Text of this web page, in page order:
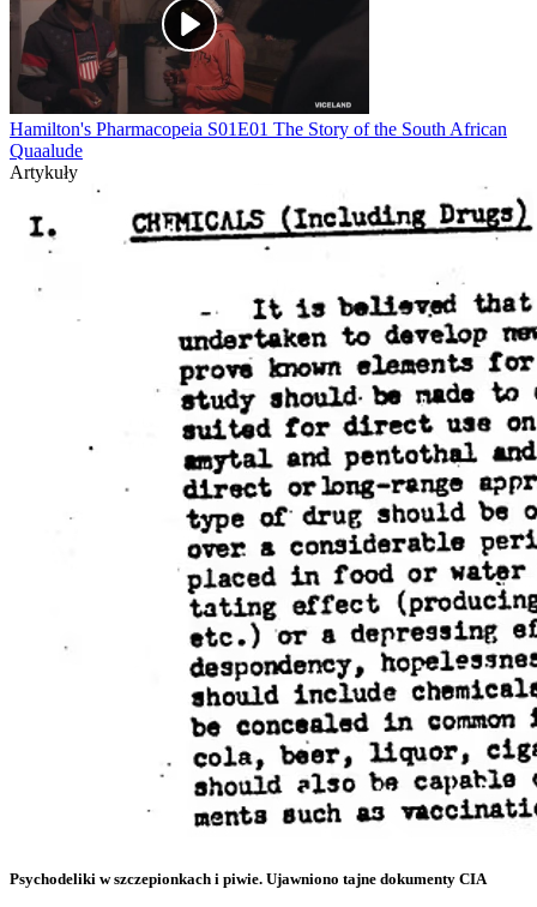
Hamilton's Pharmacopeia S01E01 The Story of the South African
Quaalude
Artykuły
Psychodeliki w szczepionkach i piwie. Ujawniono tajne dokumenty CIA